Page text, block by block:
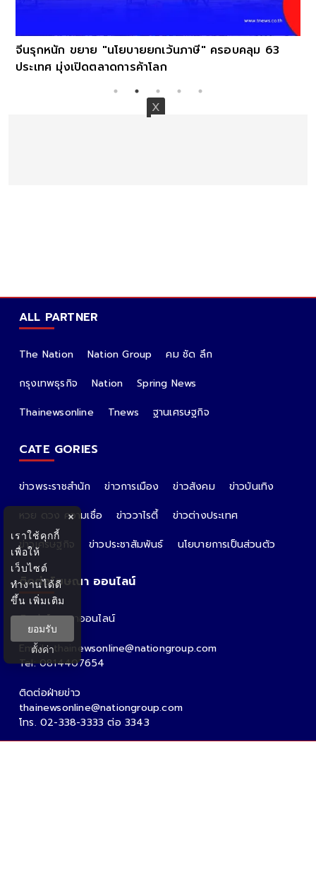
จีนรุกหนัก ขยาย "นโยบายยกเว้นภาษี" ครอบคลุม 63
ประเทศ มุ่งเปิดตลาดการค้าโลก
ALL PARTNER
The Nation Nation Group
คม ชัด ลึก
กรุงเทพธุรกิจ
Nation
Spring News
Thainewsonline
Tnews ฐานเศรษฐกิจ
CATE GORIES
ข่าวพระราชสำนัก ข่าวการเมือง ข่าวสังคม
ข่าวบันเทิง
หวย ดวง ความเชื่อ
ข่าววาไรตี้
ข่าวต่างประเทศ
ข่าวเศรษฐกิจ
ข่าวประชาสัมพันธ์ นโยบายการเป็นส่วนตัว
ติดต่อโฆษณา ออนไลน์
ติดต่อโฆษณาออนไลน์
คุณอ้อ
Email : thainewsonline@nationgroup.com
Tel: 0814407654
ติดต่อฝ่ายข่าว
thainewsonline@nationgroup.com
โทร. 02-338-3333 ต่อ 3343
×
เราใช้คุกกี้
เพื่อให้
เว็บไซต์
ทำงานได้ดี
ขึ้น เพิ่มเติม
ยอมรับ
ตั้งค่า